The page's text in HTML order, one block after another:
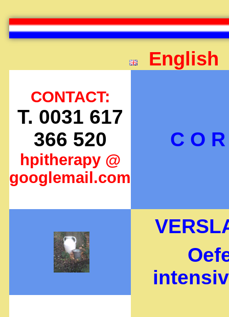
English
CONTACT:
T. 0031 617
366 520
hpitherapy @
googlemail.com
C O